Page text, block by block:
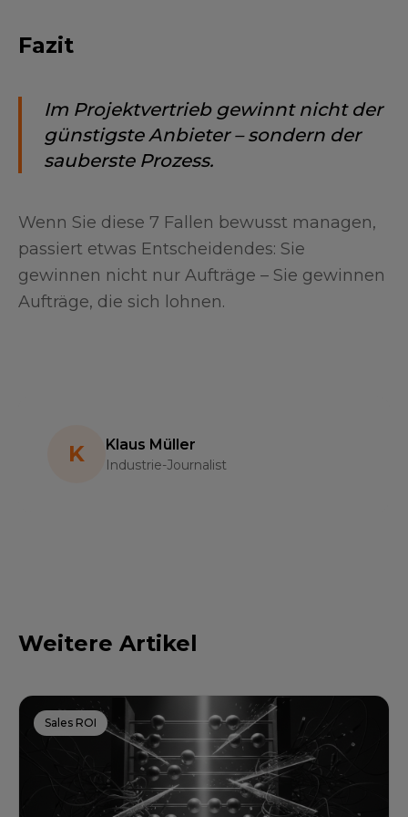
Fazit
Im Projektvertrieb gewinnt nicht der
günstigste Anbieter – sondern der
sauberste Prozess.
Wenn Sie diese 7 Fallen bewusst managen,
passiert etwas Entscheidendes: Sie
gewinnen nicht nur Aufträge – Sie gewinnen
Aufträge, die sich lohnen.
K Klaus Müller
Industrie-Journalist
Weitere Artikel
Sales ROI